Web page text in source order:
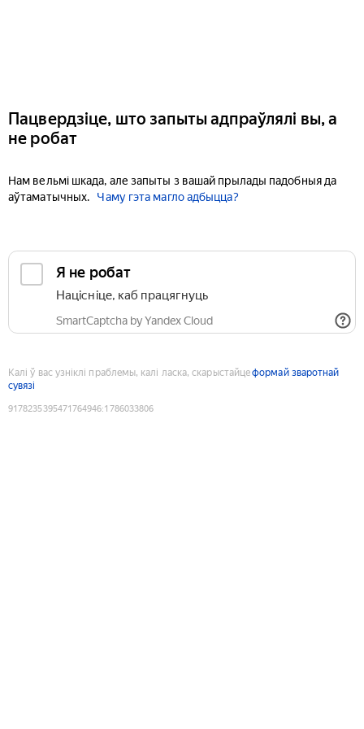
Пацвердзіце, што запыты адпраўлялі вы, а
не робат
Нам вельмі шкада, але запыты з вашай прылады падобныя да
аўтаматычных.
Чаму гэта магло адбыцца?
Я не робат
Націсніце, каб працягнуць
SmartCaptcha by Yandex Cloud
Калі ў вас узніклі праблемы, калі ласка, скарыстайцеформай зваротнай
сувязі
9178235395471764946:1786033806